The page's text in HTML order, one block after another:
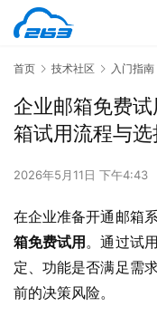
首页 技术社区 入门指南
企业邮箱免费
箱试用流程与
2026年5月11日 下午4:43
在企业准备开通邮箱
箱免费试用 。通过试
定、功能是否满足需
前的决策风险。